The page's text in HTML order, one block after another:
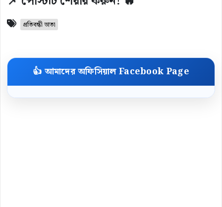
প্রতিবন্ধী ভাতা
👍 আমাদের অফিসিয়াল Facebook Page